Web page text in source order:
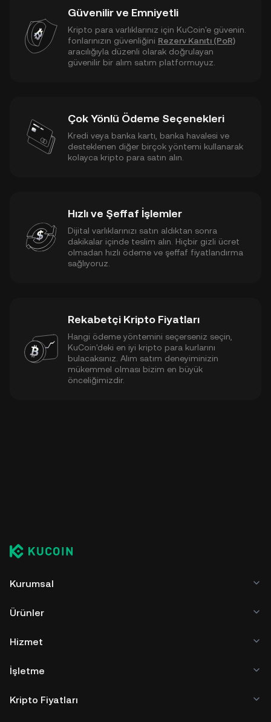
Güvenilir ve Emniyetli
Kripto para varlıklarınız için KuCoin'e güvenin.
fonlarınızın güvenliğini Rezerv Kanıtı (PoR)
aracılığıyla düzenli olarak doğrulayan
güvenilir bir alım satım platformuyuz.
Çok Yönlü Ödeme Seçenekleri
Kredi veya banka kartı, banka havalesi ve
desteklenen diğer birçok yöntemi kullanarak
kolayca kripto para satın alın.
Hızlı ve Şeffaf İşlemler
Dijital varlıklarınızı satın aldıktan sonra
dakikalar içinde teslim alın. Hiçbir gizli ücret
olmadan hızlı ödeme ve şeffaf fiyatlandırma
sağlıyoruz.
Rekabetçi Kripto Fiyatları
Hangi ödeme yöntemini seçerseniz seçin,
KuCoin'deki en iyi kripto para kurlarını
bulacaksınız. Alım satım deneyiminizin
mükemmel olması bizim en büyük
önceliğimizdir.
Kurumsal
Ürünler
Hizmet
İşletme
Kripto Fiyatları